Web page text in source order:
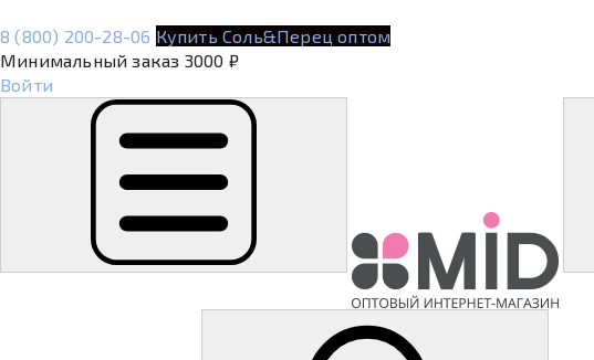
8 (800) 200-28-06 Купить Соль&Перец оптом
Минимальный заказ 3000 ₽
Войти